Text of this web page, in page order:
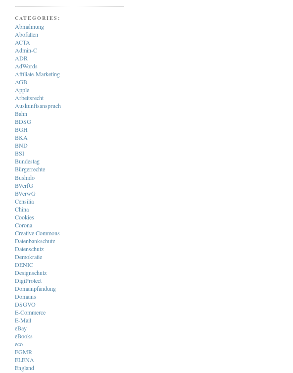
CATEGORIES:
Abmahnung
Abofallen
ACTA
Admin-C
ADR
AdWords
Affiliate-Marketing
AGB
Apple
Arbeitsrecht
Auskunftsanspruch
Bahn
BDSG
BGH
BKA
BND
BSI
Bundestag
Bürgerrechte
Bushido
BVerfG
BVerwG
Censilia
China
Cookies
Corona
Creative Commons
Datenbankschutz
Datenschutz
Demokratie
DENIC
Designschutz
DigiProtect
Domainpfändung
Domains
DSGVO
E-Commerce
E-Mail
eBay
eBooks
eco
EGMR
ELENA
England